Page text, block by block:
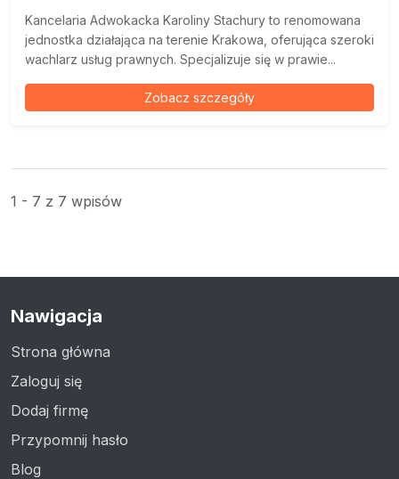
Kancelaria Adwokacka Karoliny Stachury to renomowana
jednostka działająca na terenie Krakowa, oferująca szeroki
wachlarz usług prawnych. Specjalizuje się w prawie...
Zobacz szczegóły
1 - 7 z 7 wpisów
Nawigacja
Strona główna
Zaloguj się
Dodaj firmę
Przypomnij hasło
Blog